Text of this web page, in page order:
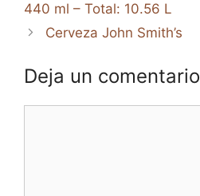
440 ml – Total: 10.56 L
Cerveza John Smith’s
Deja un comentario